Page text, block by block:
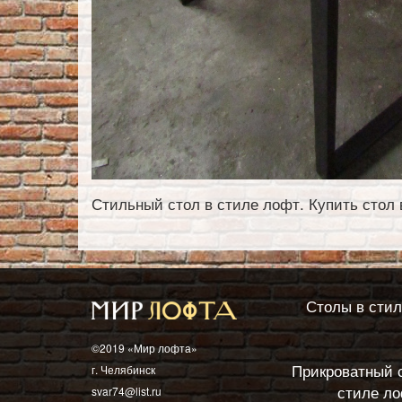
Стильный стол в стиле лофт. Купить
©2019 «Мир лофта»
г. Челябинск
svar74@list.ru
Столы в
Прикроватный
стиле